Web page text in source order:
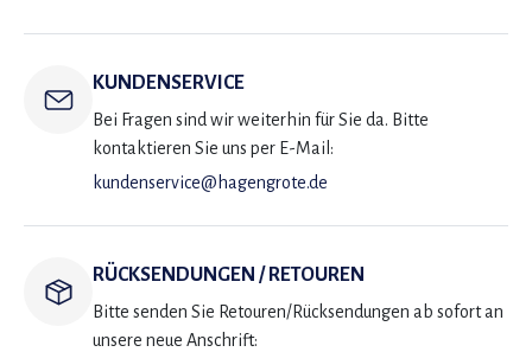
KUNDENSERVICE
Bei Fragen sind wir weiterhin für Sie da. Bitte
kontaktieren Sie uns per E-Mail:
kundenservice@hagengrote.de
RÜCKSENDUNGEN / RETOUREN
Bitte senden Sie Retouren/Rücksendungen ab sofort an
unsere neue Anschrift: